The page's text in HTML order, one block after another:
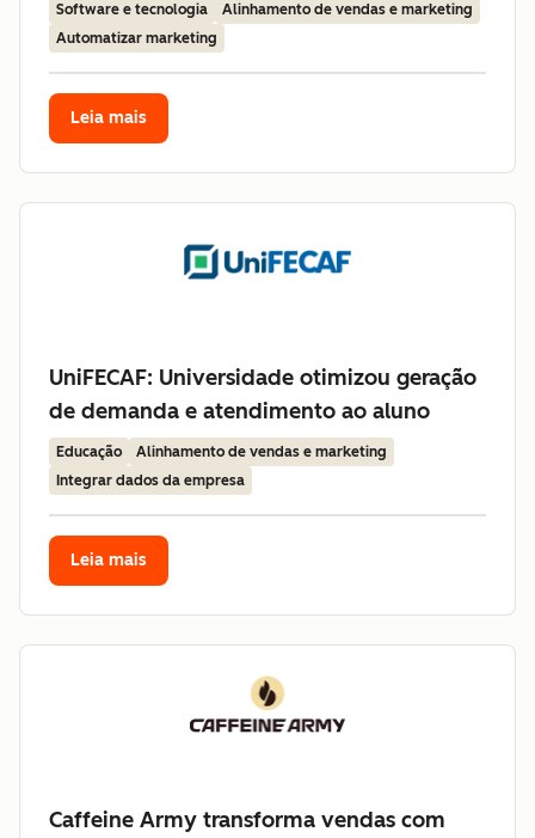
Software e tecnologia
Alinhamento de vendas e marketing
Automatizar marketing
Leia mais
UniFECAF: Universidade otimizou geração
de demanda e atendimento ao aluno
Educação
Alinhamento de vendas e marketing
Integrar dados da empresa
Leia mais
Caffeine Army transforma vendas com